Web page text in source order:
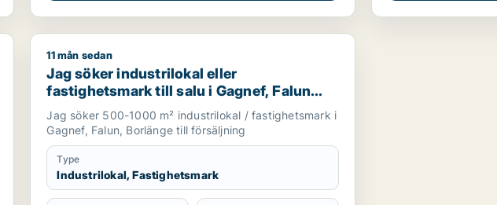
till salu i Borlänge
Jag söker industrilokal eller fastighetsmark till salu i Gagnef, Falun eller
11 mån sedan
Jag söker industrilokal eller
fastighetsmark till salu i Gagnef, Falun
eller Borlänge
Jag söker 500-1000 m² industrilokal / fastighetsmark i
Gagnef, Falun, Borlänge till försäljning
Type
Industrilokal, Fastighetsmark